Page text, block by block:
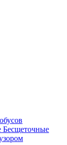
Бесщеточные